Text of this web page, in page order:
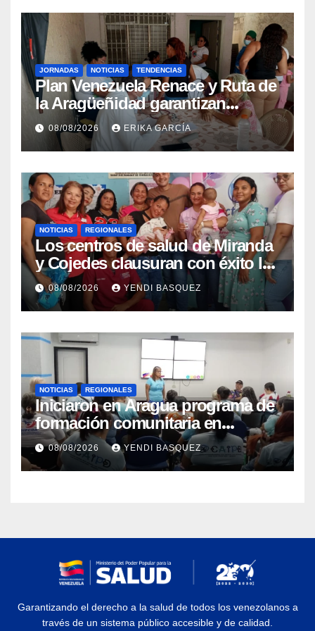
JORNADAS NOTICIAS TENDENCIAS
Plan Venezuela Renace y Ruta de
la Aragüeñidad garantizan
atención médica integral en
Aragua
08/08/2026 ERIKA GARCÍA
NOTICIAS REGIONALES
Los centros de salud de Miranda
y Cojedes clausuran con éxito la
Semana Mundial de la Lactancia
Materna
08/08/2026 YENDI BASQUEZ
NOTICIAS REGIONALES
Iniciaron en Aragua programa de
formación comunitaria en
atención a personas con
discapacidad
08/08/2026 YENDI BASQUEZ
Garantizando el derecho a la salud de todos los venezolanos a
través de un sistema público accesible y de calidad.